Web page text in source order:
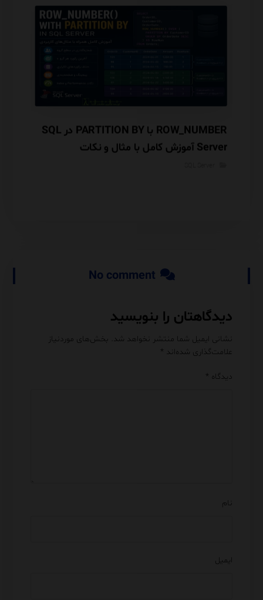
ROW_NUMBER با PARTITION BY در SQL
Server آموزش کامل با مثال و نکات
No comment
دیدگاهتان را بنویسید
نشانی ایمیل شما منتشر نخواهد شد. بخش‌های موردنیاز
علامت‌گذاری شده‌اند *
دیدگاه *
نام
ایمیل